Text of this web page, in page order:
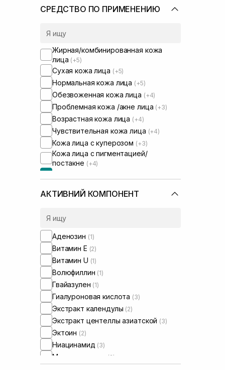
СРЕДСТВО ПО ПРИМЕНЕНИЮ
Жирная/комбинированная кожа
лица (+5)
Сухая кожа лица (+5)
Нормальная кожа лица (+5)
Обезвоженная кожа лица (+4)
Проблемная кожа /акне лица (+3)
Возрастная кожа лица (+4)
Чувствительная кожа лица (+4)
Кожа лица с куперозом (+3)
Кожа лица с пигментацией/
постакне (+4)
барьером(+3)
АКТИВНИЙ КОМПОНЕНТ
Аденозин (1)
Витамин Е (2)
Витамин U (1)
Волюфиллин (1)
Гвайазулен (1)
Гиалуроновая кислота (3)
Экстракт календулы (2)
Экстракт центеллы азиатской (3)
Эктоин (2)
Ниацинамид (3)
Масло авокадо (2)